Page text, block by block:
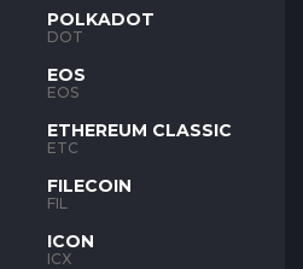
POLKADOT
DOT
EOS
EOS
ETHEREUM CLASSIC
ETC
FILECOIN
FIL
ICON
ICX